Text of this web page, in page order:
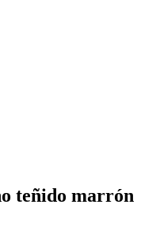
teñido marrón